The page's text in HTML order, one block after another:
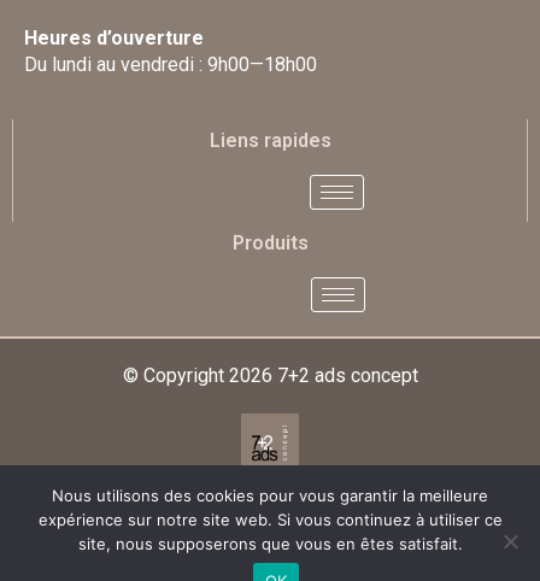
Heures d’ouverture
Du lundi au vendredi : 9h00—18h00
Liens rapides
Produits
© Copyright 2026 7+2 ads concept
Designed & Developed By
Nous utilisons des cookies pour vous garantir la meilleure
expérience sur notre site web. Si vous continuez à utiliser ce
site, nous supposerons que vous en êtes satisfait.